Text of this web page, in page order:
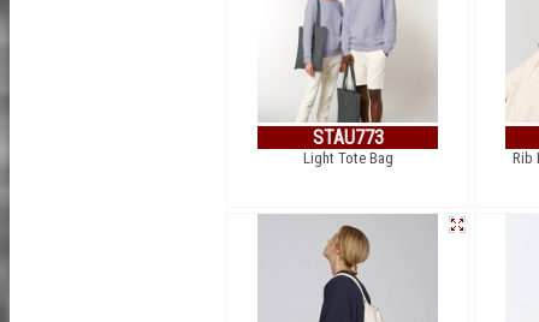
STAU773
Light Tote Bag Rib